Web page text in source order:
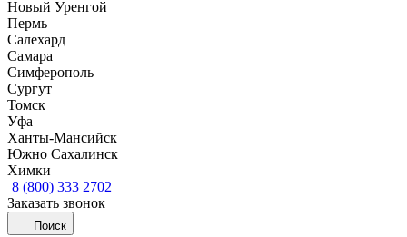
Новый Уренгой
Пермь
Салехард
Самара
Симферополь
Сургут
Томск
Уфа
Ханты-Мансийск
Южно Сахалинск
Химки
8 (800) 333 2702
Заказать звонок
Поиск